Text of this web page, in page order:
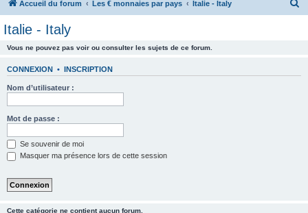
Accueil du forum Les € monnaies par pays Italie - Italy
Italie - Italy
Vous ne pouvez pas voir ou consulter les sujets de ce forum.
CONNEXION • INSCRIPTION
Nom d’utilisateur :
Mot de passe :
Se souvenir de moi
Masquer ma présence lors de cette session
Cette catégorie ne contient aucun forum.